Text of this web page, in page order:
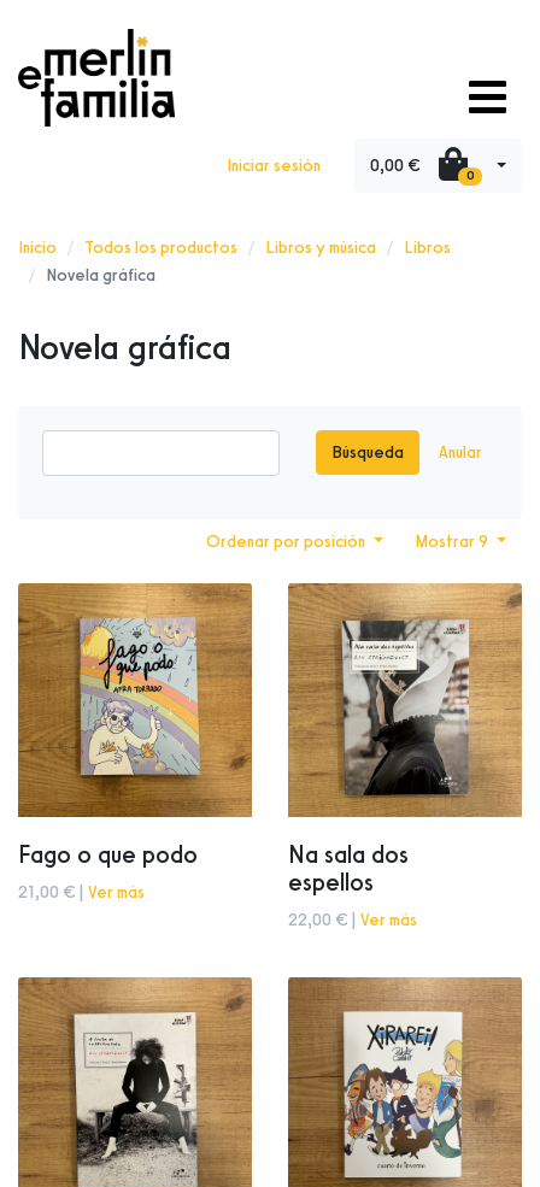
Iniciar sesión 0,00 € 0
Inicio Todos los productos Libros y música
Libros
Novela gráfica
Novela gráfica
Búsqueda Anular
Mostrar 9
Ordenar por posición
Fago o que podo
21,00 € | Ver más
Na sala dos
espellos
22,00 € | Ver más